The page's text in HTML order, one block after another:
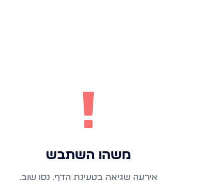
!
משהו השתבש
אירעה שגיאה בטעינת הדף. נסו שוב.